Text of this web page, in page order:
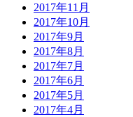
2017年11月
2017年10月
2017年9月
2017年8月
2017年7月
2017年6月
2017年5月
2017年4月